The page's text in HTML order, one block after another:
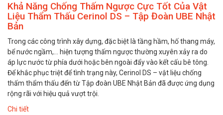
Khả Năng Chống Thấm Ngược Cực Tốt Của Vật
Liệu Thẩm Thấu Cerinol DS – Tập Đoàn UBE Nhật
Bản
Trong các công trình xây dựng, đặc biệt là tầng hầm, hố thang máy,
bể nước ngầm,… hiện tượng thấm ngược thường xuyên xảy ra do
áp lực nước từ phía dưới hoặc bên ngoài đẩy vào kết cấu bê tông.
Để khắc phục triệt để tình trạng này, Cerinol DS – vật liệu chống
thấm thẩm thấu đến từ Tập đoàn UBE Nhật Bản đã được ứng dụng
rộng rãi với hiệu quả vượt trội.
Chi tiết